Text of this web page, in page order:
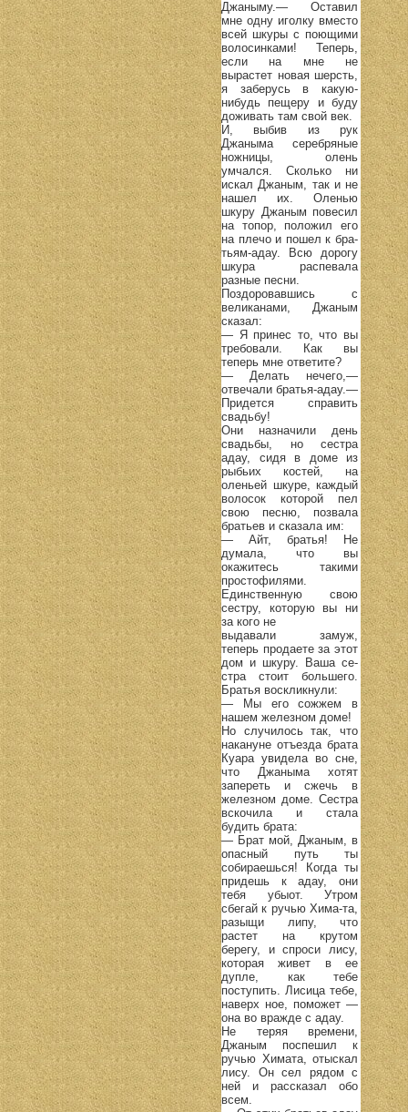
Джаныму.— Оставил
мне одну иголку вместо
всей шкуры с поющими
волосинками! Теперь,
если на мне не
вырастет новая шерсть,
я заберусь в какую-
нибудь пещеру и буду
доживать там свой век.
И, выбив из рук
Джаныма серебряные
ножницы, олень
умчался. Сколько ни
искал Джаным, так и не
нашел их. Оленью
шкуру Джаным повесил
на топор, положил его
на плечо и пошел к бра-
тьям-адау. Всю дорогу
шкура распевала
разные песни.
Поздоровавшись с
великанами, Джаным
сказал:
— Я принес то, что вы
требовали. Как вы
теперь мне ответите?
— Делать нечего,—
отвечали братья-адау.—
Придется справить
свадьбу!
Они назначили день
свадьбы, но сестра
адау, сидя в доме из
рыбьих костей, на
оленьей шкуре, каждый
волосок которой пел
свою песню, позвала
братьев и сказала им:
— Айт, братья! Не
думала, что вы
окажитесь такими
простофилями.
Единственную свою
сестру, которую вы ни
за кого не
выдавали замуж,
теперь продаете за этот
дом и шкуру. Ваша се-
стра стоит большего.
Братья воскликнули:
— Мы его сожжем в
нашем железном доме!
Но случилось так, что
накануне отъезда брата
Куара увидела во сне,
что Джаныма хотят
запереть и сжечь в
железном доме. Сестра
вскочила и стала
будить брата:
— Брат мой, Джаным, в
опасный путь ты
собираешься! Когда ты
придешь к адау, они
тебя убыот. Утром
сбегай к ручью Хима-та,
разыщи липу, что
растет на крутом
берегу, и спроси лису,
которая живет в ее
дупле, как тебе
поступить. Лисица тебе,
наверх ное, поможет —
она во вражде с адау.
Не теряя времени,
Джаным поспешил к
ручью Химата, отыскал
лису. Он сел рядом с
ней и рассказал обо
всем.